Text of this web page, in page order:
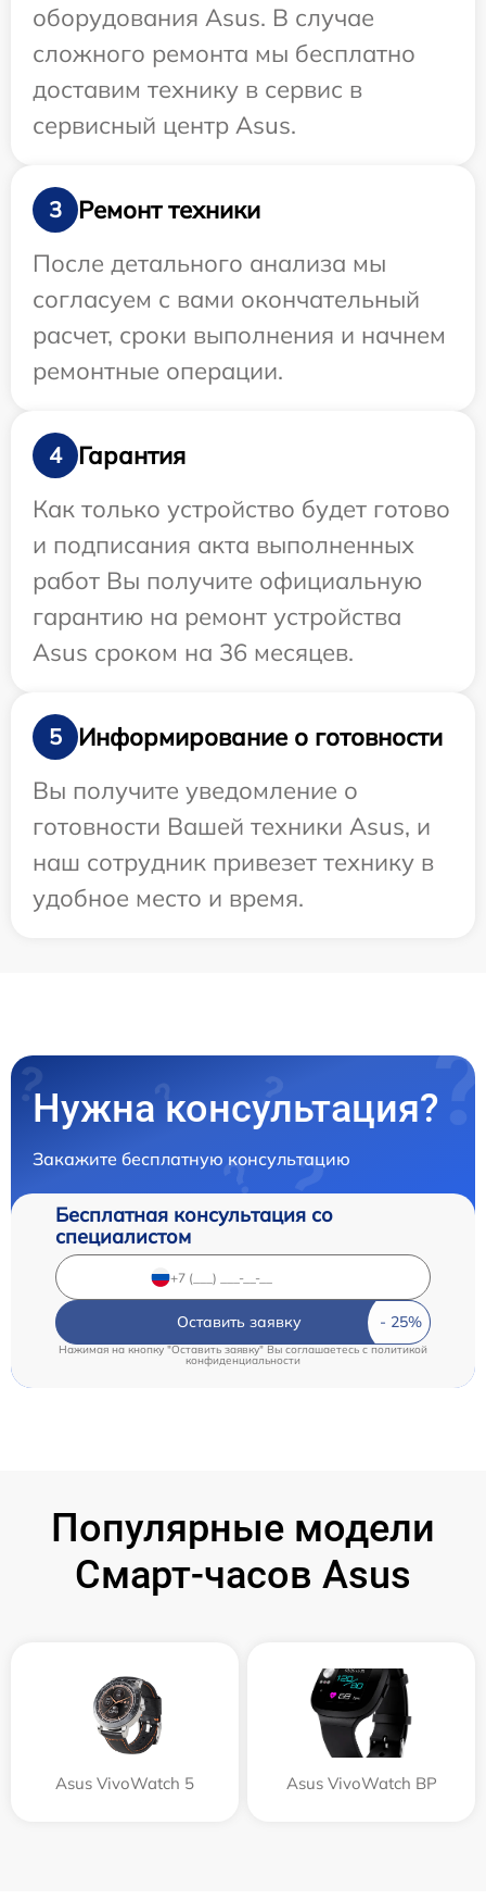
оборудования Asus. В случае
сложного ремонта мы бесплатно
доставим технику в сервис в
сервисный центр Asus.
3
Ремонт техники
После детального анализа мы
согласуем с вами окончательный
расчет, сроки выполнения и начнем
ремонтные операции.
4
Гарантия
Как только устройство будет готово
и подписания акта выполненных
работ Вы получите официальную
гарантию на ремонт устройства
Asus сроком на 36 месяцев.
5
Информирование о готовности
Вы получите уведомление о
готовности Вашей техники Asus, и
наш сотрудник привезет технику в
удобное место и время.
Нужна консультация?
Закажите бесплатную консультацию
Бесплатная консультация со
специалистом
Оставить заявку
Нажимая на кнопку "Оставить заявку" Вы соглашаетесь c политикой
конфиденциальности
Популярные модели
Смарт-часов Asus
Asus VivoWatch 5 Asus VivoWatch BP